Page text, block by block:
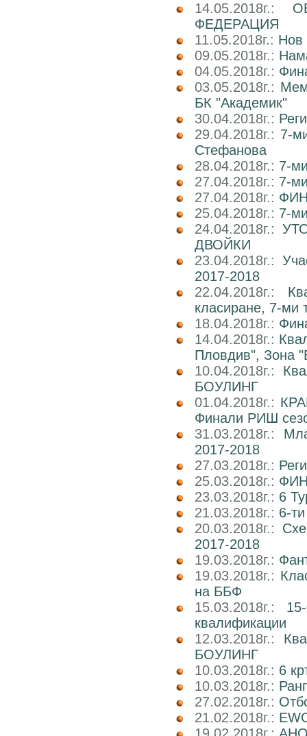
14.05.2018г.:
ФЕДЕРАЦИЯ
11.05.2018г.: Нов
09.05.2018г.:
04.05.2018г.:
03.05.2018г.:
БК "Академик"
30.04.2018г.:
29.04.2018г.: 7-
Стефанова
28.04.2018г.: 7-
27.04.2018г.: 7-
27.04.2018г.:
25.04.2018г.: 7-
24.04.2018г.:
ДВОЙКИ
23.04.2018г.:
2017-2018
22.04.2018г.:
класиране, 7-ми
18.04.2018г.:
14.04.2018г.:
Пловдив", Зона
10.04.2018г.:
БОУЛИНГ
01.04.2018г.:
Финали РИШ
31.03.2018г.:
2017-2018
27.03.2018г.:
25.03.2018г.:
23.03.2018г.: 6
21.03.2018г.: 6-
20.03.2018г.:
2017-2018
19.03.2018г.:
19.03.2018г.:
на ББФ
15.03.2018г.:
квалификации
12.03.2018г.:
БОУЛИНГ
10.03.2018г.: 6
10.03.2018г.:
27.02.2018г.:
21.02.2018г.: